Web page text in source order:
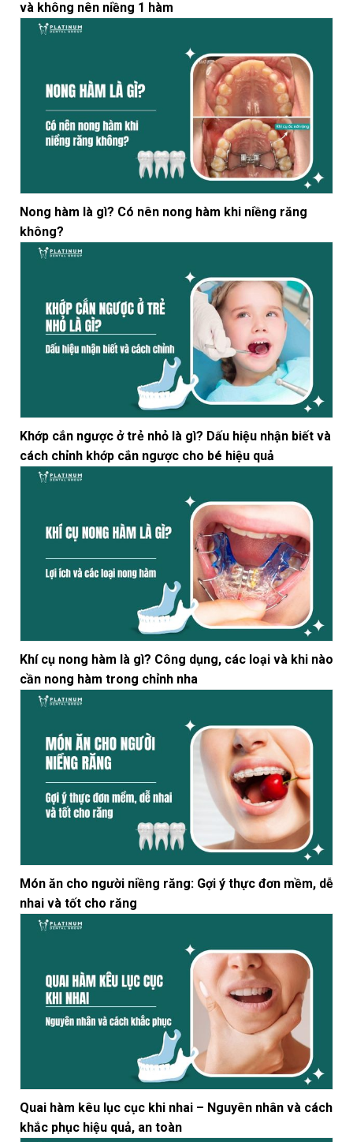
và không nên niềng 1 hàm
Nong hàm là gì? Có nên nong hàm khi niềng răng
không?
Khớp cắn ngược ở trẻ nhỏ là gì? Dấu hiệu nhận biết và
cách chỉnh khớp cắn ngược cho bé hiệu quả
Khí cụ nong hàm là gì? Công dụng, các loại và khi nào
cần nong hàm trong chỉnh nha
Món ăn cho người niềng răng: Gợi ý thực đơn mềm, dễ
nhai và tốt cho răng
Quai hàm kêu lục cục khi nhai – Nguyên nhân và cách
khắc phục hiệu quả, an toàn